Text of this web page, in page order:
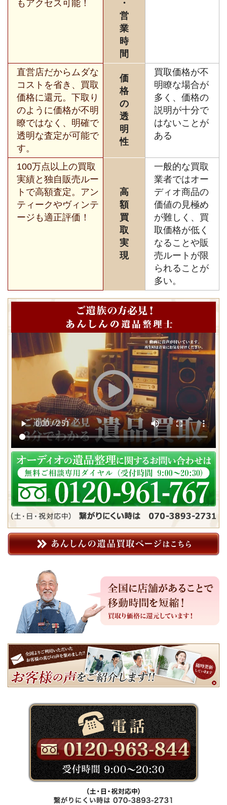
もアクセス可能！
・
営
業
時
間
直営店だからムダな
コストを省き、買取
価格に還元。下取り
のように価格が不明
瞭ではなく、明確で
透明な査定が可能で
す。
価
格
の
透
明
性
買取価格が不
明瞭な場合が
多く、価格の
説明が十分で
はないことが
ある
100万点以上の買取
実績と独自販売ルー
トで高額査定。アン
ティークやヴィンテ
ージも適正評価！
高
額
買
取
実
現
一般的な買取
業者ではオー
ディオ商品の
価値の見極め
が難しく、買
取価格が低く
なることや販
売ルートが限
られることが
多い。